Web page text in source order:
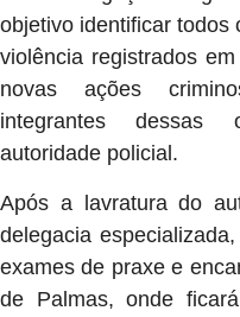
objetivo identificar todos
violência registrados
novas ações
integrantes dessas
autoridade policial.
Após a lavratura do
delegacia
exames de praxe e
de Palmas, onde